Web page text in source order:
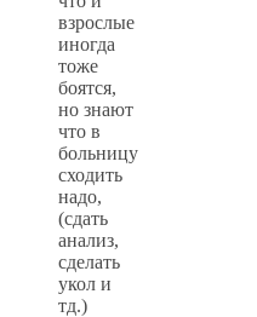
взрослые
иногда
тоже
боятся,
но знают
что в
больницу
сходить
надо,
(сдать
анализ,
сделать
укол и
тд.)